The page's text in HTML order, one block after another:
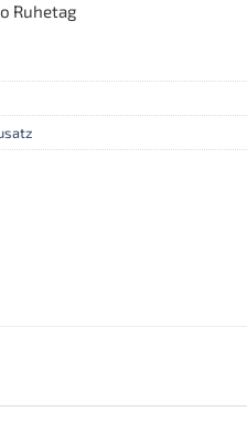
Ruhetag